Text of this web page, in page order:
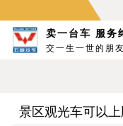
卖一台车 服务
交一生一世的朋友
景区观光车可以